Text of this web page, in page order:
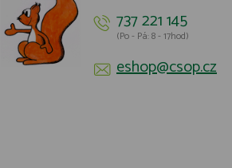
737 221 145
(Po - Pá: 8 - 17hod)
eshop@csop.cz